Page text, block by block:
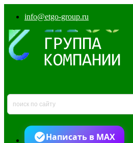
info@etgo-group.ru
Написать в MAX